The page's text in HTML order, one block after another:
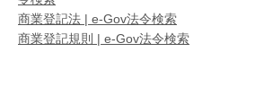
商業登記法 | e-Gov法令検索
商業登記規則 | e-Gov法令検索